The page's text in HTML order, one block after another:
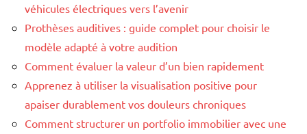
véhicules électriques vers l’avenir
Prothèses auditives : guide complet pour choisir le
modèle adapté à votre audition
Comment évaluer la valeur d’un bien rapidement
Apprenez à utiliser la visualisation positive pour
apaiser durablement vos douleurs chroniques
Comment structurer un portfolio immobilier avec une